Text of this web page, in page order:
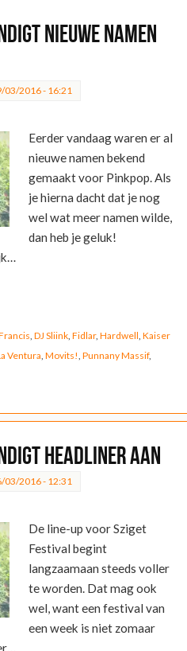
nieuwe namen
03/2016 - 16:21
Eerder vandaag waren er al
nieuwe namen bekend
gemaakt voor Pinkpop. Als
je hierna dacht dat je nog
wel wat meer namen wilde,
dan heb je geluk!
DJ Sliink, Fidlar, Hardwell Kaiser
Ventura Movits! Punnany Massif,
headliner aan
03/2016 - 12:31
De line-up voor Sziget
Festival begint
langzaamaan steeds voller
te worden. Dat mag ook
wel, want een festival van
een week is niet zomaar